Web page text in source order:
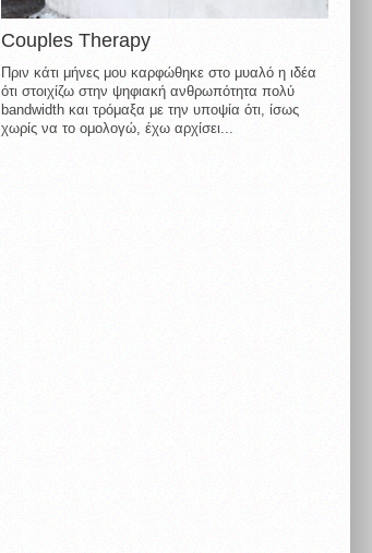
Couples Therapy
Πριν κάτι μήνες μου καρφώθηκε στο μυαλό η ιδέα
ότι στοιχίζω στην ψηφιακή ανθρωπότητα πολύ
bandwidth και τρόμαξα με την υποψία ότι, ίσως
χωρίς να το ομολογώ, έχω αρχίσει...